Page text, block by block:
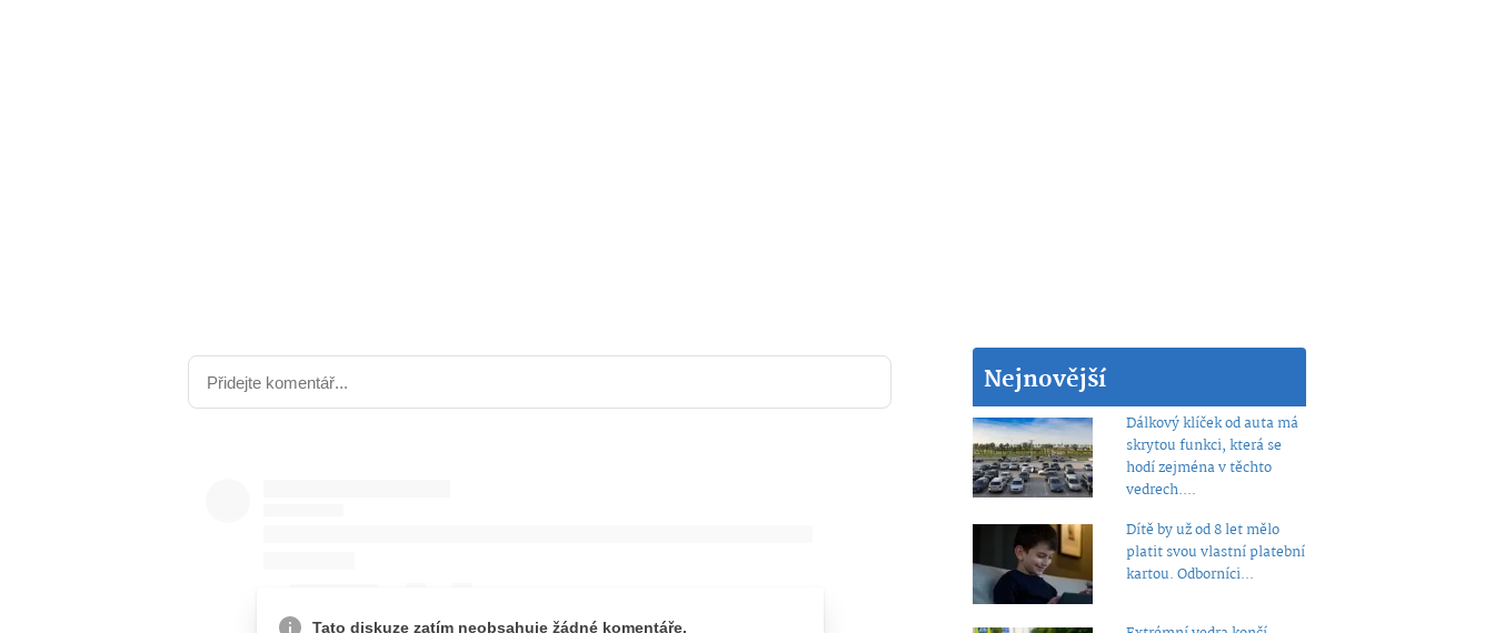
Nejnovější
Dálkový klíček od auta má
skrytou funkci, která se
hodí zejména v těchto
vedrech....
Dítě by už od 8 let mělo
platit svou vlastní platební
kartou. Odborníci...